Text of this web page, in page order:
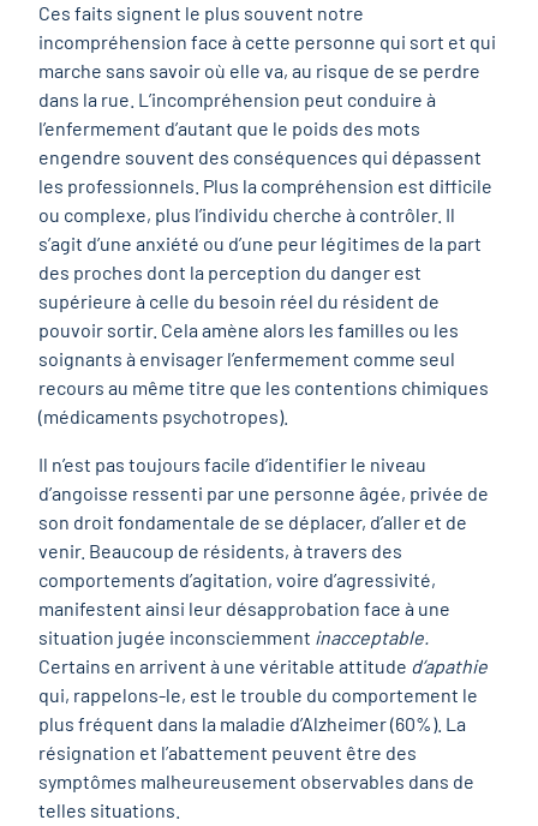
Ces faits signent le plus souvent notre
incompréhension face à cette personne qui sort et qui
marche sans savoir où elle va, au risque de se perdre
dans la rue. L’incompréhension peut conduire à
l’enfermement d’autant que le poids des mots
engendre souvent des conséquences qui dépassent
les professionnels. Plus la compréhension est difficile
ou complexe, plus l’individu cherche à contrôler. Il
s’agit d’une anxiété ou d’une peur légitimes de la part
des proches dont la perception du danger est
supérieure à celle du besoin réel du résident de
pouvoir sortir. Cela amène alors les familles ou les
soignants à envisager l’enfermement comme seul
recours au même titre que les contentions chimiques
(médicaments psychotropes).
Il n’est pas toujours facile d’identifier le niveau
d’angoisse ressenti par une personne âgée, privée de
son droit fondamentale de se déplacer, d’aller et de
venir. Beaucoup de résidents, à travers des
comportements d’agitation, voire d’agressivité,
manifestent ainsi leur désapprobation face à une
situation jugée inconsciemment inacceptable.
Certains en arrivent à une véritable attitude d’apathie
qui, rappelons-le, est le trouble du comportement le
plus fréquent dans la maladie d’Alzheimer (60%). La
résignation et l’abattement peuvent être des
symptômes malheureusement observables dans de
telles situations.